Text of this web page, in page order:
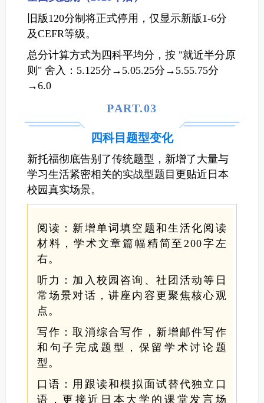
旧版120分制将正式停用，仅显示新版1-6分
及CEFR等级。
总分计算方式为四科平均分，按 "就近半分原
则" 舍入：5.125分→5.05.25分→5.55.75分
→6.0
PART.03
四科目题型变化
新托福彻底告别了传统题型，新增了大量与
学习生活紧密相关的实战型题目更贴近日本
校园真实场景。
阅读：新增单词填空题和生活化阅读
材料，学术文章篇幅精简至200字左
右。
听力：加入校园咨询、社团活动等日
常场景对话，讲座内容更聚焦核心观
点。
写作：取消综合写作，新增邮件写作
和句子完成题型，保留学术讨论题
型。
口语：用跟读和模拟面试替代独立口
语，更接近日本大学的课堂发言场